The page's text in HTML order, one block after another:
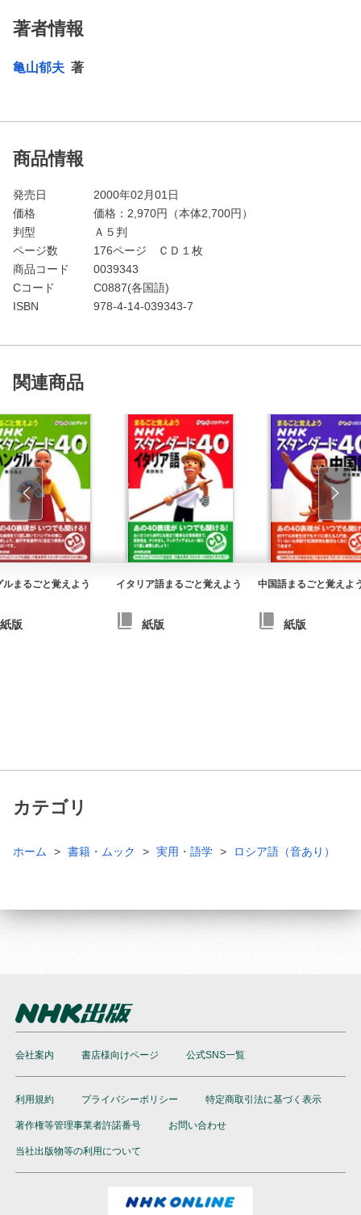
著者情報
亀山郁夫 著
商品情報
発売日
2000年02月01日
価格
価格： 2,970円（本体2,700円）
判型
Ａ５判
ページ数
176ページ ＣＤ１枚
商品コード
0039343
Cコード
C0887(各国語)
ISBN
978-4-14-039343-7
関連商品
ルまるごと覚えよう
紙版
イタリア語まるごと覚えよう
紙版
中国語まるごと覚えよ
紙版
カテゴリ
ホーム 書籍・ムック 実用・語学 ロシア語（音あり）
会社案内 書店様向けページ 公式SNS一覧
利用規約 プライバシーポリシー 特定商取引法に基づく表示
著作権等管理事業者許諾番号 お問い合わせ
当社出版物等の利用について